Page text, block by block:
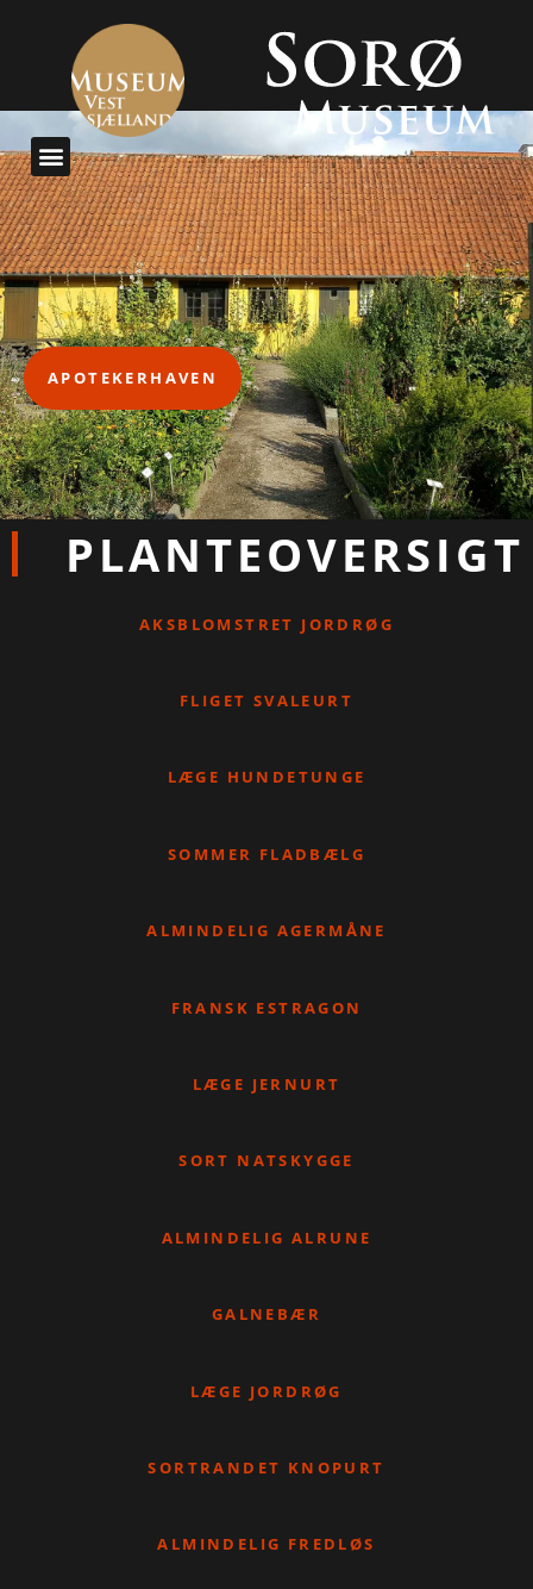
APOTEKERHAVEN
PLANTEOVERSIGT
AKSBLOMSTRET JORDRØG
FLIGET SVALEURT
LÆGE HUNDETUNGE
SOMMER FLADBÆLG
ALMINDELIG AGERMÅNE
FRANSK ESTRAGON
LÆGE JERNURT
SORT NATSKYGGE
ALMINDELIG ALRUNE
GALNEBÆR
LÆGE JORDRØG
SORTRANDET KNOPURT
ALMINDELIG FREDLØS